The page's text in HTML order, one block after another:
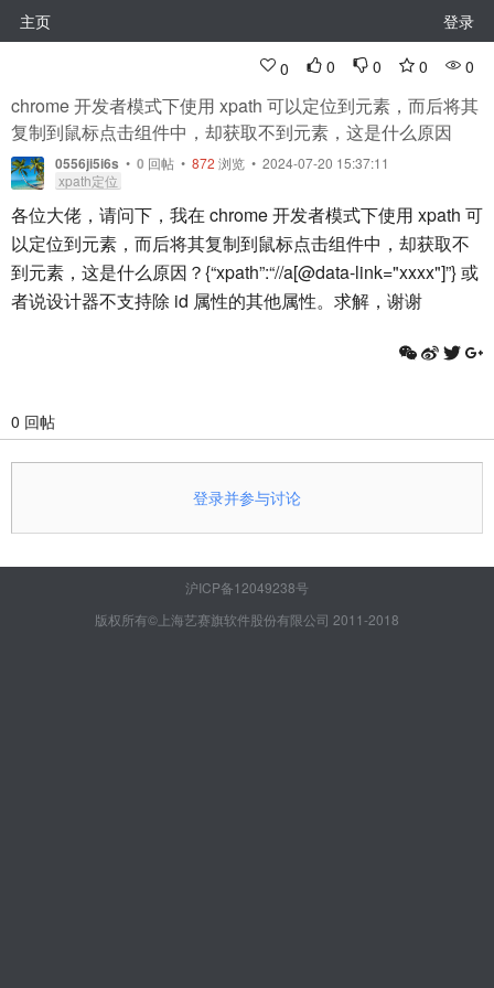
主页 登录
0 0 0 0 0
chrome 开发者模式下使用 xpath 可以定位到元素，而后将其
复制到鼠标点击组件中，却获取不到元素，这是什么原因
0556ji5i6s • 0 回帖 • 872 浏览 • 2024-07-20 15:37:11
xpath定位
各位大佬，请问下，我在 chrome 开发者模式下使用 xpath 可
以定位到元素，而后将其复制到鼠标点击组件中，却获取不
到元素，这是什么原因？{“xpath”:“//a[@data-link="xxxx"]”} 或
者说设计器不支持除 id 属性的其他属性。求解，谢谢
0 回帖
登录并参与讨论
沪ICP备12049238号
版权所有©上海艺赛旗软件股份有限公司 2011-2018